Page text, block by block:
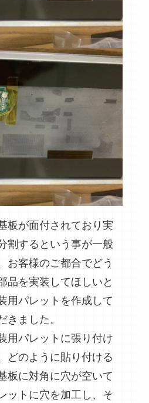
板が⾯付されており実
割するという事が⼀般
お客様のご都合でどう
品を実装してほしいと
⽤パレットを作成して
きました。
⽤パレットに張り付け
どのように貼り付ける
板に対⾓に⽳が空いて
ットに⽳を加⼯し、そ